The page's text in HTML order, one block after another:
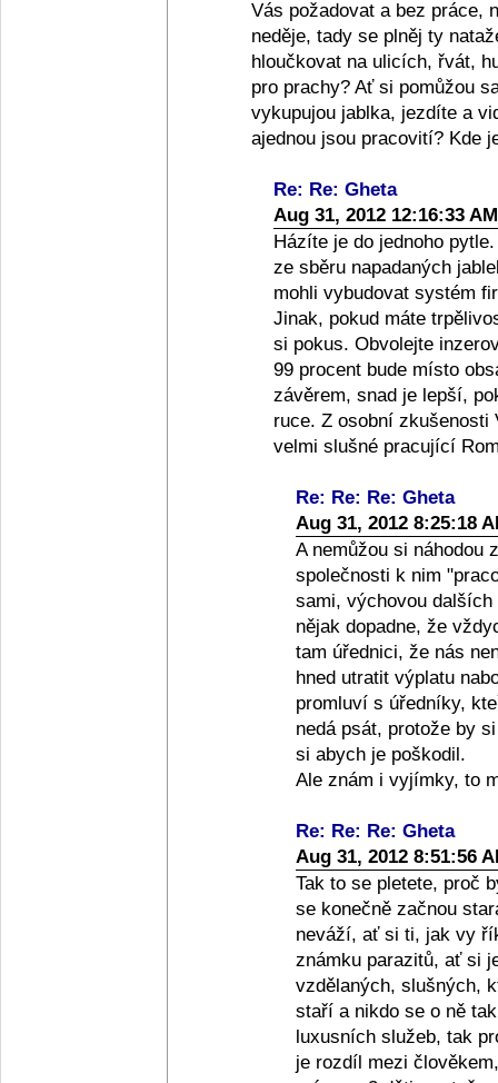
Vás požadovat a bez práce,
neděje, tady se plněj ty
hloučkovat na ulicích, řvát,
pro prachy? Ať si pomůžou
vykupujou jablka, jezdíte a
ajednou jsou pracovití? Kde
Re: Re: Gheta
Aug 31, 2012 12:16:33 AM
Házíte je do jednoho
ze sběru napadaných
mohli vybudovat systém
Jinak, pokud máte
si pokus. Obvolejte
99 procent bude místo
závěrem, snad je lepší,
ruce. Z osobní zkušenosti
velmi slušné pracující
Re: Re: Re: Gheta
Aug 31, 2012 8:25:18
A nemůžou si náhodou
společnosti k nim
sami, výchovou
nějak dopadne, že
tam úřednici, že nás
hned utratit výplatu
promluví s úředníky,
nedá psát, protože by
si abych je poškodil.
Ale znám i vyjímky, to
Re: Re: Re: Gheta
Aug 31, 2012 8:51:56
Tak to se pletete, proč
se konečně začnou
neváží, ať si ti, jak vy
známku parazitů, ať si
vzdělaných, slušných,
staří a nikdo se o ně
luxusních služeb, tak
je rozdíl mezi